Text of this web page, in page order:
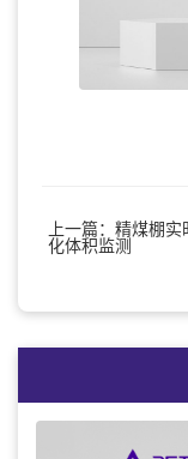
上一篇：精煤棚实
化体积监测